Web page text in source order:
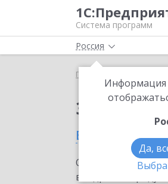
Система программ
Россия
Информация
Да,
Главная
Заказать
в Нытве
Ознакомьтесь с
внедрение